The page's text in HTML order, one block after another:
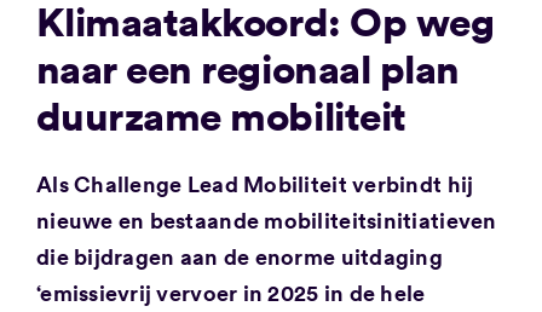
Klimaatakkoord: Op weg
naar een regionaal plan
duurzame mobiliteit
Als Challenge Lead Mobiliteit verbindt hij
nieuwe en bestaande mobiliteitsinitiatieven
die bijdragen aan de enorme uitdaging
‘emissievrij vervoer in 2025 in de hele